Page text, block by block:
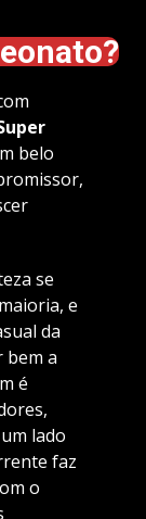
belo
se
e
da
bem a
é
lado
faz
o